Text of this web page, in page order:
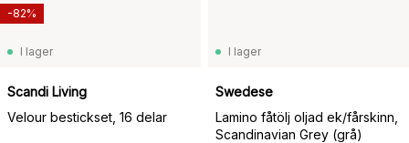
I lager
Scandi Living
Velour bestickset, 16 delar
-82%
I lager
Swedese
Lamino fåtölj oljad ek/fårskinn,
Scandinavian Grey (grå)